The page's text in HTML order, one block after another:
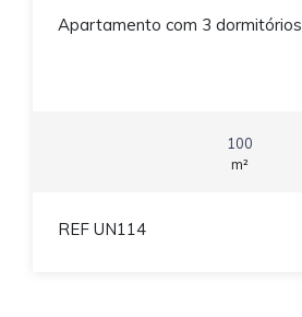
Apartamento com 3 dormitórios
100
m²
REF UN114